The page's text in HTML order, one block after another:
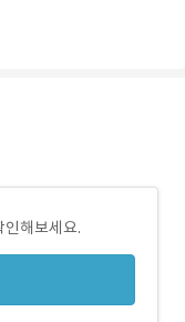
인해보세요.